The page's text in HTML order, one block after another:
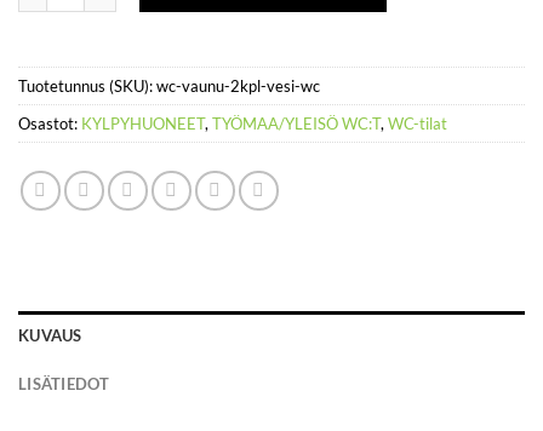
Tuotetunnus (SKU):wc-vaunu-2kpl-vesi-wc
Osastot: KYLPYHUONEET, TYÖMAA/YLEISÖ WC:T, WC-tilat
KUVAUS
LISÄTIEDOT